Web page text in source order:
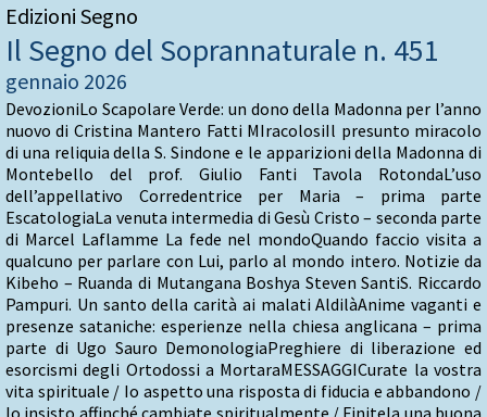
Edizioni Segno
Il Segno del Soprannaturale n. 451
gennaio 2026
DevozioniLo Scapolare Verde: un dono della Madonna per l’anno
nuovo di Cristina Mantero Fatti MIracolosiIl presunto miracolo
di una reliquia della S. Sindone e le apparizioni della Madonna di
Montebello del prof. Giulio Fanti Tavola RotondaL’uso
dell’appellativo Corredentrice per Maria – prima parte
EscatologiaLa venuta intermedia di Gesù Cristo – seconda parte
di Marcel Laflamme La fede nel mondoQuando faccio visita a
qualcuno per parlare con Lui, parlo al mondo intero. Notizie da
Kibeho – Ruanda di Mutangana Boshya Steven SantiS. Riccardo
Pampuri. Un santo della carità ai malati AldilàAnime vaganti e
presenze sataniche: esperienze nella chiesa anglicana – prima
parte di Ugo Sauro DemonologiaPreghiere di liberazione ed
esorcismi degli Ortodossi a MortaraMESSAGGICurate la vostra
vita spirituale / Io aspetto una risposta di fiducia e abbandono /
Io insisto affinché cambiate spiritualmente / Finitela una buona